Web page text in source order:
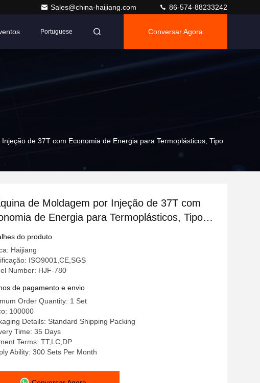
Sales@china-haijiang.com 86-574-88233242
Portuguese Conversar Agora
de 37T com Economia de Energia para Termoplásticos, Tipo
de Moldagem por Injeção de 37T com
de Energia para Termoplásticos, Tipo
Frequência de Saída de 0 a 400Hz,
para Operação
do produto
Haijiang
ISO9001,CE,SGS
Number: HJF-780
de pagamento e envio
Order Quantity: 1 Set
100000
Details: Standard Shipping Packing
Time: 35 Days
Terms: TT,LC,DP
Ability: 300 Sets Per Month